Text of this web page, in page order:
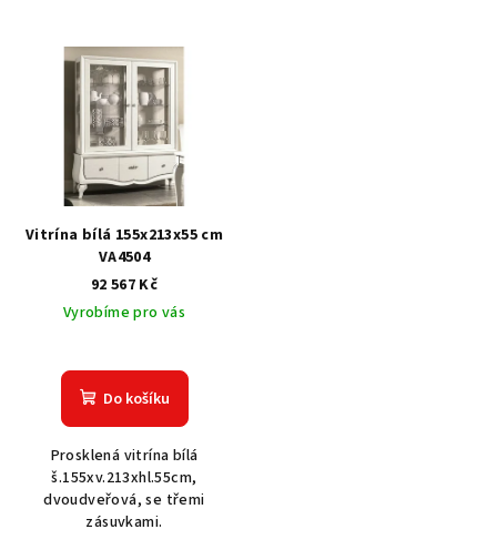
Vitrína bílá 155x213x55 cm
VA4504
92 567 Kč
Vyrobíme pro vás
Do košíku
Prosklená vitrína bílá
š.155xv.213xhl.55cm,
dvoudveřová, se třemi
zásuvkami.